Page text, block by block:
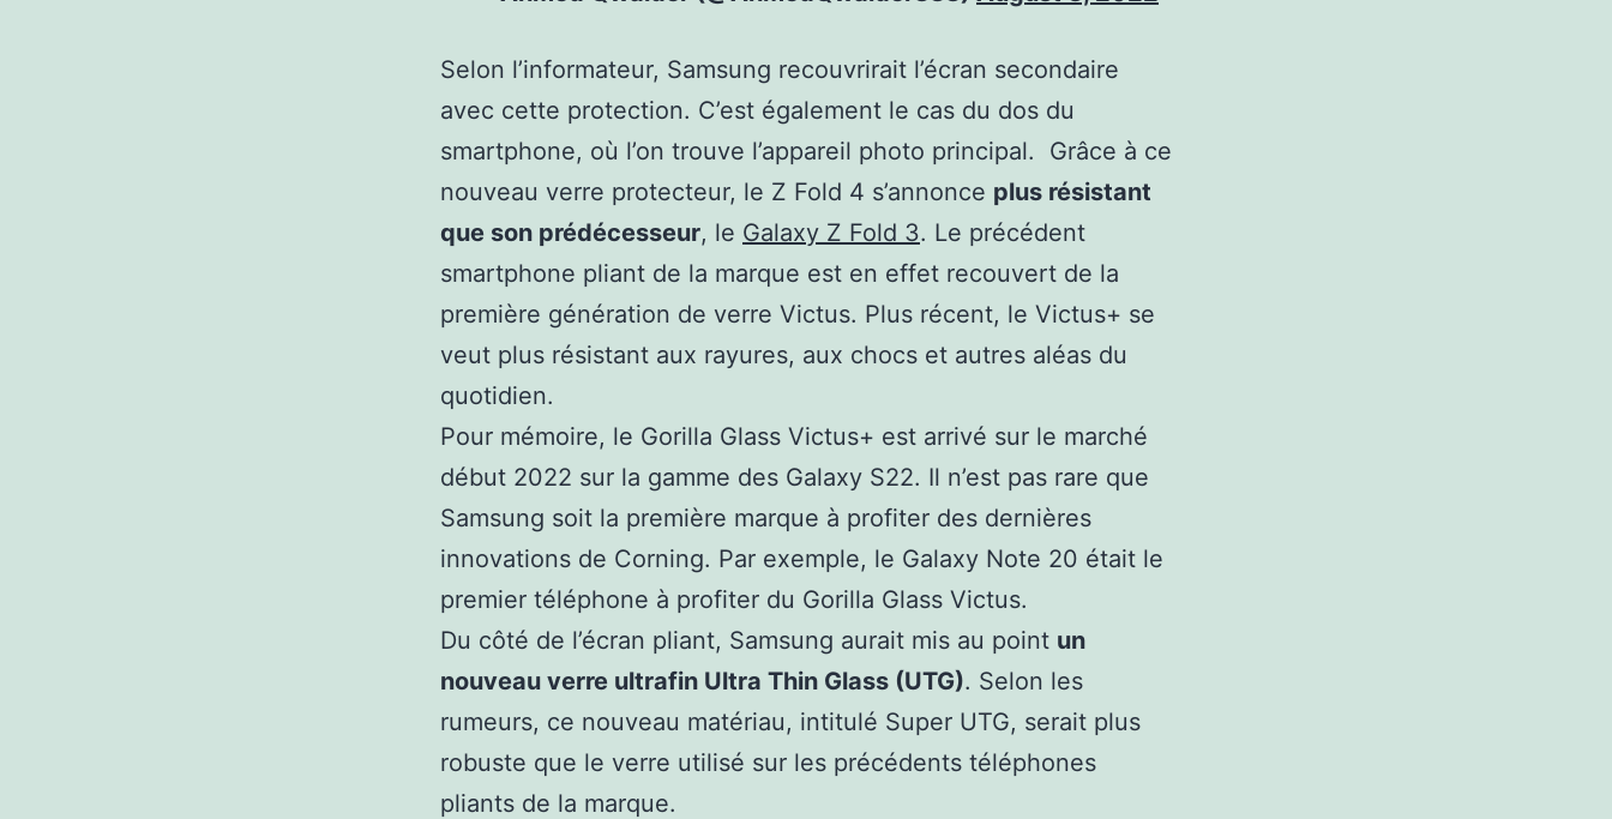
Selon l’informateur, Samsung recouvrirait l’écran secondaire
avec cette protection. C’est également le cas du dos du
smartphone, où l’on trouve l’appareil photo principal. Grâce à ce
nouveau verre protecteur, le Z Fold 4 s’annonce plus résistant
que son prédécesseur, le Galaxy Z Fold 3. Le précédent
smartphone pliant de la marque est en effet recouvert de la
première génération de verre Victus. Plus récent, le Victus+ se
veut plus résistant aux rayures, aux chocs et autres aléas du
quotidien.
Pour mémoire, le Gorilla Glass Victus+ est arrivé sur le marché
début 2022 sur la gamme des Galaxy S22. Il n’est pas rare que
Samsung soit la première marque à profiter des dernières
innovations de Corning. Par exemple, le Galaxy Note 20 était le
premier téléphone à profiter du Gorilla Glass Victus.
Du côté de l’écran pliant, Samsung aurait mis au point un
nouveau verre ultrafin Ultra Thin Glass (UTG). Selon les
rumeurs, ce nouveau matériau, intitulé Super UTG, serait plus
robuste que le verre utilisé sur les précédents téléphones
pliants de la marque.